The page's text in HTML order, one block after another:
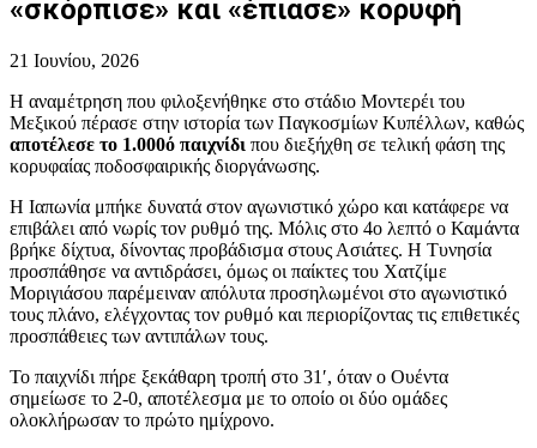
«σκόρπισε» και «έπιασε» κορυφή
21 Ιουνίου, 2026
Η αναμέτρηση που φιλοξενήθηκε στο στάδιο Μοντερέι του
Μεξικού πέρασε στην ιστορία των Παγκοσμίων Κυπέλλων, καθώς
αποτέλεσε το 1.000ό παιχνίδι που διεξήχθη σε τελική φάση της
κορυφαίας ποδοσφαιρικής διοργάνωσης.
Η Ιαπωνία μπήκε δυνατά στον αγωνιστικό χώρο και κατάφερε να
επιβάλει από νωρίς τον ρυθμό της. Μόλις στο 4ο λεπτό ο Καμάντα
βρήκε δίχτυα, δίνοντας προβάδισμα στους Ασιάτες. Η Τυνησία
προσπάθησε να αντιδράσει, όμως οι παίκτες του Χατζίμε
Μοριγιάσου παρέμειναν απόλυτα προσηλωμένοι στο αγωνιστικό
τους πλάνο, ελέγχοντας τον ρυθμό και περιορίζοντας τις επιθετικές
προσπάθειες των αντιπάλων τους.
Το παιχνίδι πήρε ξεκάθαρη τροπή στο 31′, όταν ο Ουέντα
σημείωσε το 2-0, αποτέλεσμα με το οποίο οι δύο ομάδες
ολοκλήρωσαν το πρώτο ημίχρονο.